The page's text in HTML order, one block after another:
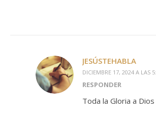
JESÚSTEHABLA
DICIEMBRE 17, 2024 A LAS
RESPONDER
Toda la Gloria a